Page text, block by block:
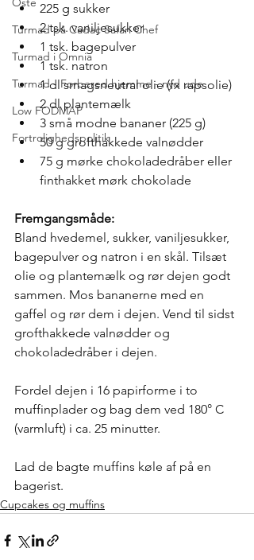
Turmad på Cadac Safari Chef
Turmad i Omnia
Turmad - Forbered hjemme - nyd ude
Low FODMAP
Fortrolighedspolitik
225 g sukker
2 tsk. vaniljesukker
1 tsk. bagepulver
1 tsk. natron
1 dl smagsneutral olie (fx rapsolie)
2 dl plantemælk
3 små modne bananer (225 g)
50 g grofthakkede valnødder
75 g mørke chokoladedråber eller
finthakket mørk chokolade
Fremgangsmåde:
Bland hvedemel, sukker, vaniljesukker,
bagepulver og natron i en skål. Tilsæt
olie og plantemælk og rør dejen godt
sammen. Mos bananerne med en
gaffel og rør dem i dejen. Vend til sidst
grofthakkede valnødder og
chokoladedråber i dejen.
Fordel dejen i 16 papirforme i to
muffinplader og bag dem ved 180° C
(varmluft) i ca. 25 minutter.
Lad de bagte muffins køle af på en
bagerist.
Cupcakes og muffins